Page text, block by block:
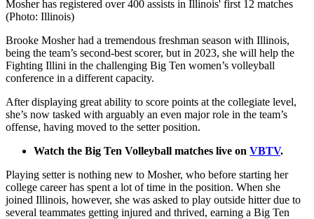
Mosher has registered over 400 assists in Illinois' first 12 matches
(Photo: Illinois)
Brooke Mosher had a tremendous freshman season with Illinois,
being the team’s second-best scorer, but in 2023, she will help the
Fighting Illini in the challenging Big Ten women’s volleyball
conference in a different capacity.
After displaying great ability to score points at the collegiate level,
she’s now tasked with arguably an even major role in the team’s
offense, having moved to the setter position.
Watch the Big Ten Volleyball matches live on VBTV.
Playing setter is nothing new to Mosher, who before starting her
college career has spent a lot of time in the position. When she
joined Illinois, however, she was asked to play outside hitter due to
several teammates getting injured and thrived, earning a Big Ten